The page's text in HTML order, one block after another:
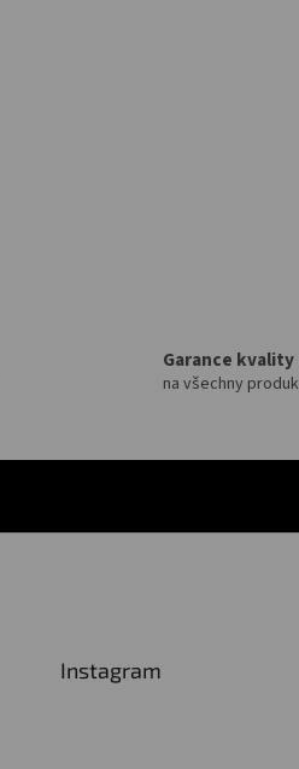
Garance kvality
na všechny
Instagram